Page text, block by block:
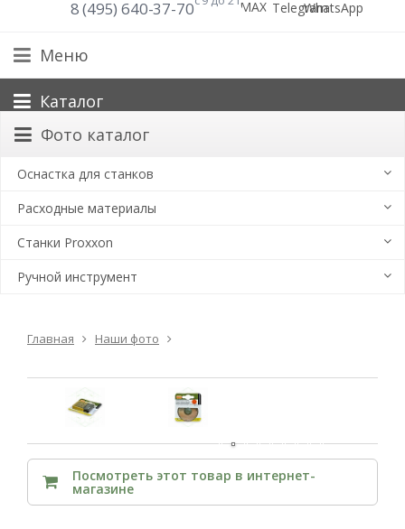
8 (495) 640-37-70
Меню
Каталог
Фото каталог
Оснастка для станков
Расходные материалы
Станки Proxxon
Ручной инструмент
Главная Наши фото
Посмотреть этот товар в интернет-
магазине